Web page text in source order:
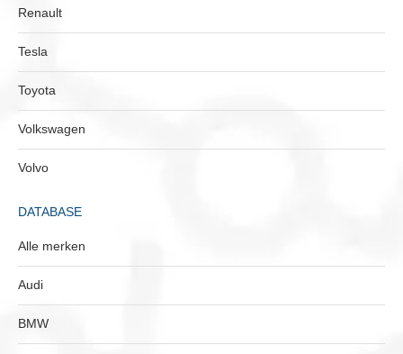
Renault
Tesla
Toyota
Volkswagen
Volvo
DATABASE
Alle merken
Audi
BMW